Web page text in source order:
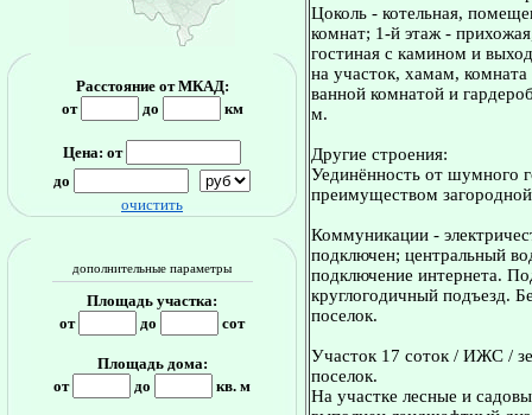
Расстояние от МКАД:
от
до км
Цена: от
до
очистить
дополнительные параметры
Площадь участка:
от
до сот
Площадь дома:
от
до кв. м
Цоколь - котельная,
комнат; 1-й этаж -
гостиная с камином и
на участок, хамам,
ванной комнатой и
м.
Другие строения:
Уединённость от шумного
преимуществом
Коммуникации -
подключен; центральный
подключение интернета.
круглогодичный подъезд.
поселок.
Участок 17 соток / ИЖС /
поселок.
На участке лесные и